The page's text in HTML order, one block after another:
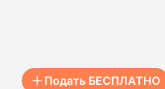
Подать БЕСПЛАТНО